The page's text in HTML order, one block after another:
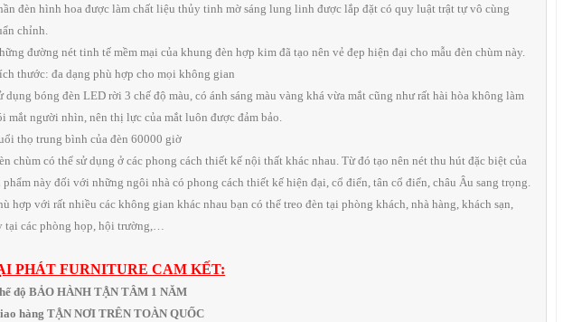
đèn hình hoa được làm chất liệu thủy tinh mờ sáng lung linh được lắp đặt có quy luật trật tự vô cùng
chỉnh.
đường nét tinh tế mềm mại của khung đèn hợp kim đã tạo nên vẻ đẹp hiện đại cho mẫu đèn chùm này.
thước: đa dạng phù hợp cho mọi không gian
dụng bóng đèn LED rời 3 chế độ màu, có ánh sáng màu vàng khá vừa mắt cũng như rất hài hòa không làm
mắt người nhìn, nên thị lực của mắt luôn được đảm bảo.
thọ trung bình của đèn 60000 giờ
chùm có thể sử dụng ở các phong cách thiết kế nội thất khác nhau. Từ đó tạo nên nét thu hút đặc biệt của
phẩm này đối với những ngôi nhà có phong cách thiết kế hiện đại, cổ điển, tân cổ điển, châu Âu sang trọng.
hợp với rất nhiều các không gian khác nhau bạn có thể treo đèn tại phòng khách, nhà hàng, khách sạn,
tại các phòng họp, hội trường,…
PHÁT FURNITURE CAM KẾT:
độ BẢO HÀNH TẬN TÂM 1 NĂM
hàng TẬN NƠI TRÊN TOÀN QUỐC